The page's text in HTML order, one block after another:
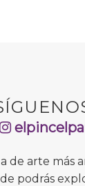
de arte más
podrás